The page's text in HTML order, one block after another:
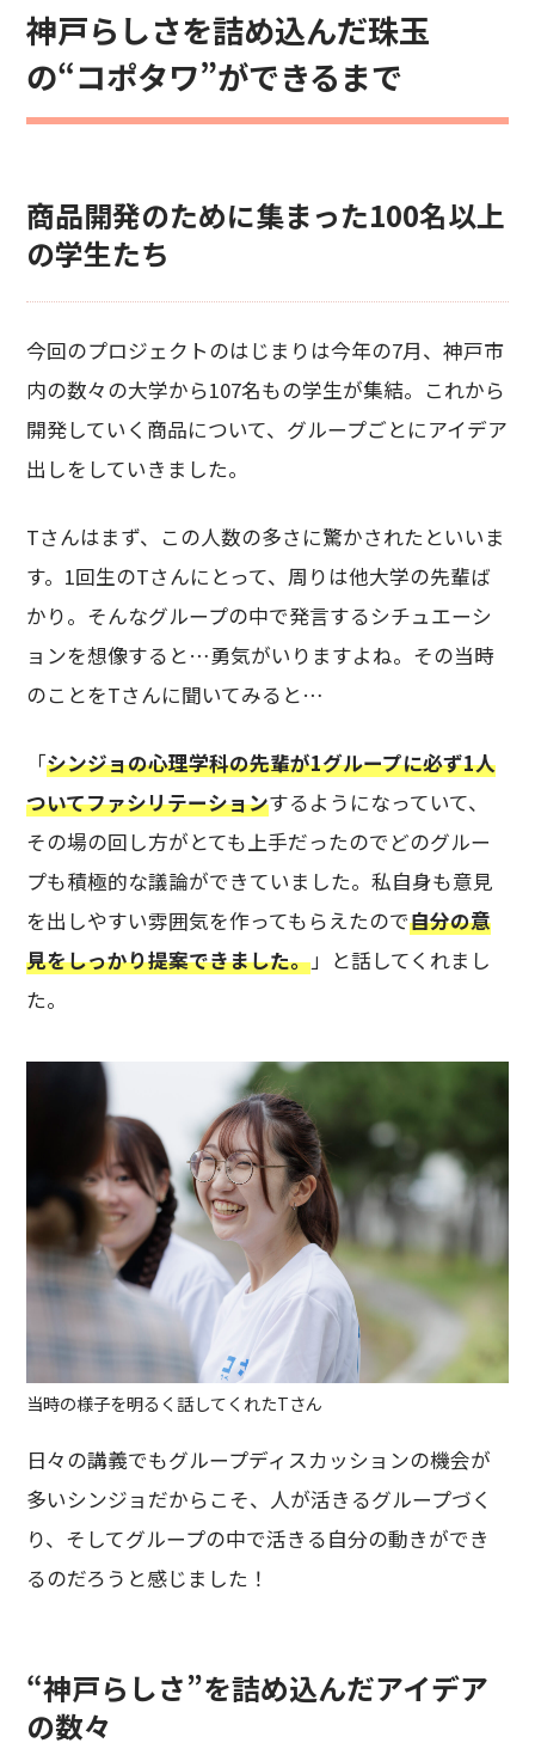
神戸らしさを詰め込んだ珠玉
の“コポタワ”ができるまで
商品開発のために集まった100名以上
の学生たち
今回のプロジェクトのはじまりは今年の7月、神戸市
内の数々の大学から107名もの学生が集結。これから
開発していく商品について、グループごとにアイデア
出しをしていきました。
Tさんはまず、この人数の多さに驚かされたといいま
す。1回生のTさんにとって、周りは他大学の先輩ば
かり。そんなグループの中で発言するシチュエーシ
ョンを想像すると…勇気がいりますよね。その当時
のことをTさんに聞いてみると…
「シンジョの心理学科の先輩が1グループに必ず1人
ついてファシリテーションするようになっていて、
その場の回し方がとても上手だったのでどのグルー
プも積極的な議論ができていました。私自身も意見
を出しやすい雰囲気を作ってもらえたので自分の意
見をしっかり提案できました。」と話してくれまし
た。
当時の様子を明るく話してくれたTさん
日々の講義でもグループディスカッションの機会が
多いシンジョだからこそ、人が活きるグループづく
り、そしてグループの中で活きる自分の動きができ
るのだろうと感じました！
“神戸らしさ”を詰め込んだアイデア
の数々